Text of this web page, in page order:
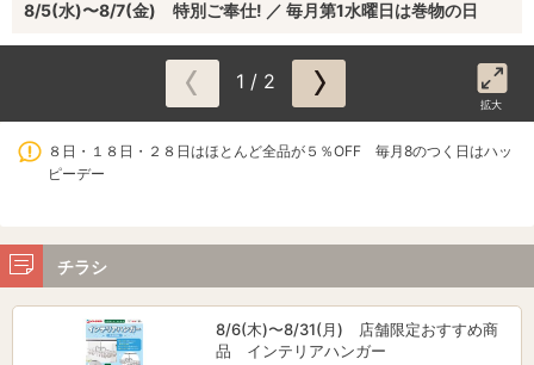
8/5(水)〜8/7(金) 特別ご奉仕! ／ 毎月第1水曜日は巻物の日
1 / 2
拡大
８日・１８日・２８日はほとんど全品が５％OFF 毎月8のつく日はハッ
ピーデー
チラシ
8/6(木)〜8/31(月) 店舗限定おすすめ商
品 インテリアハンガー